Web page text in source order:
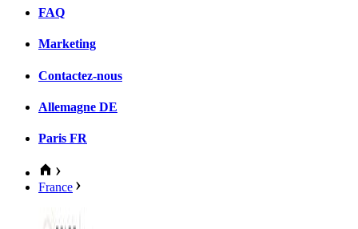
FAQ
Marketing
Contactez-nous
Allemagne DE
Paris FR
France